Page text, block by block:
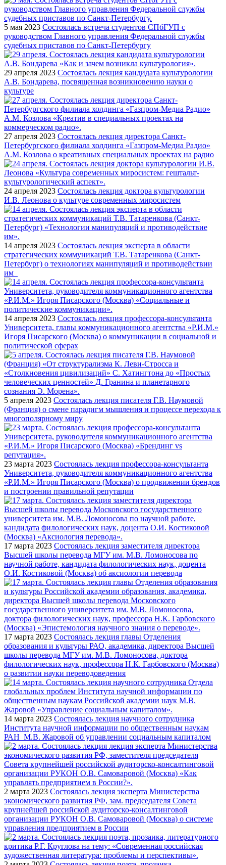
5 мая 2023 Состоялась встреча студентов СПбГУП с
руководством Главного управления Федеральной службы
судебных приставов по Санкт-Петербургу
29 апреля 2023 Состоялась лекция кандидата культурологии
А.В. Бондарева, посвященная возникновению науки о
культуре
27 апреля 2023 Состоялась лекция директора Санкт-
Петербургского филиала холдинга «Газпром-Медиа Радио»
А.М. Козлова о креативных специальных проектах на радио
24 апреля 2023 Состоялась лекция доктора культурологии
И.В. Леонова о культуре современных миросистем
14 апреля 2023 Состоялась лекция эксперта в области
стратегических коммуникаций Т.В. Татаренкова (Санкт-
Петербург) о технологиях манипуляций и противодействии
им
14 апреля 2023 Состоялась лекция профессора-консультанта
Университета, главы коммуникационного агентства «Р.И.М.»
Игоря Писарского (Москва) о коммуникации в социальной и
политической сферах
5 апреля 2023 Состоялась лекция писателя Г.В. Наумовой
(Франция) о смене парадигм мышления и процессе перехода к
многополярному миру
23 марта 2023 Состоялась лекция профессора-консультанта
Университета, руководителя коммуникационного агентства
«Р.И.М.» Игоря Писарского (Москва) о продвижении брендов
и построении правильной репутации
17 марта 2023 Состоялась лекция заместителя директора
Высшей школы перевода МГУ им. М.В. Ломоносова по
научной работе, кандидата филологических наук, доцента
О.И. Костиковой (Москва) об аксиологии перевода
17 марта 2023 Состоялась лекция главы Отделения
образования и культуры РАО, академика, директора Высшей
школы перевода МГУ им. М.В. Ломоносова, доктора
филологических наук, профессора Н.К. Гарбовского (Москва)
о развитии науки переводоведения
14 марта 2023 Состоялась лекция научного сотрудника
Института научной информации по общественным наукам
РАН М.В. Жаровой об управлении социальным капиталом
2 марта 2023 Состоялась лекция эксперта Министерства
экономического развития РФ, зам. председателя Совета
крупнейшей российской аудиторско-консалтинговой
организации РУКОН О.В. Самоваровой (Москва) о системе
управления предприятием в России